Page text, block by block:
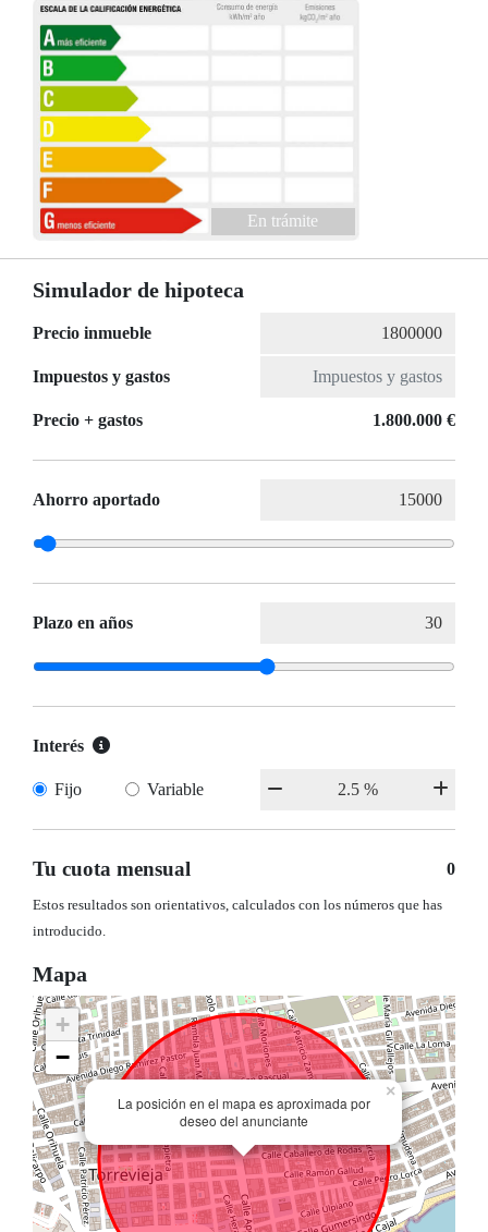
En trámite
Simulador de hipoteca
Precio inmueble
Impuestos y gastos
Precio + gastos 1.800.000 €
Ahorro aportado
Plazo en años
Interés
Fijo Variable
Tu cuota mensual 0
Estos resultados son orientativos, calculados con los números que has
introducido.
Mapa
La posición en el mapa es aproximada por
deseo del anunciante
×
+
−